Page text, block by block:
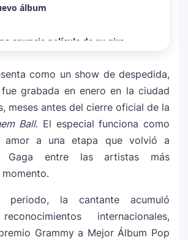
álbum
anuncia película de su gira
junto a UNICEF
Jackson y la canción perdida
Palestina que vuelve a generar
en redes
sorprende con “Mayhem
una versión oscura y
que marca el cierre de su
como un show de despedida,
grabada en enero en la ciudad
meses antes del cierre oficial de la
Ball. El especial funciona como
amor a una etapa que volvió a
Gaga entre las artistas más
periodo, la cantante acumuló
internacionales,
Grammy a Mejor Álbum Pop